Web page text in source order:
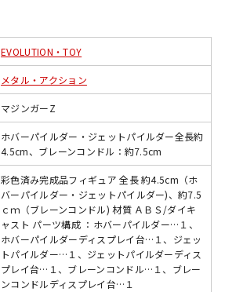
EVOLUTION・TOY
メタル・アクション
マジンガーZ
ホバーパイルダー・ジェットパイルダー全長約
4.5cm、ブレーンコンドル：約7.5cm
彩色済み完成品フィギュア 全長 約4.5cm（ホ
バーパイルダー・ジェットパイルダー)、約7.5
ｃｍ（ブレーンコンドル) 材質 ＡＢＳ/ダイキ
ャスト パーツ構成 ：ホバーパイルダー…１、
ホバーパイルダーディスプレイ台…１、ジェッ
トパイルダー…１、ジェットパイルダーディス
プレイ台…１、ブレーンコンドル…１、ブレー
ンコンドルディスプレイ台…１